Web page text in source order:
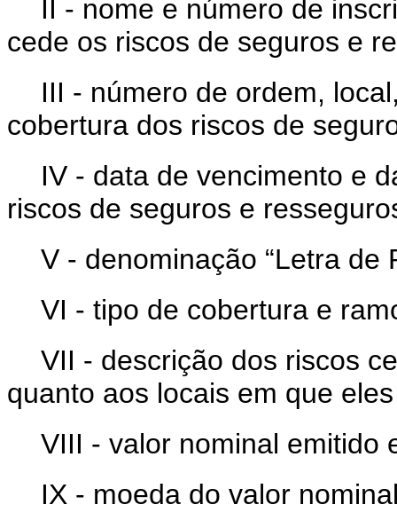
II - nome e número de
cede os riscos de seguros e
III - número de ordem,
cobertura dos riscos de
IV - data de vencimento e
riscos de seguros e
V - denominação “Letra de
VI - tipo de cobertura e
VII - descrição dos riscos
quanto aos locais em que
VIII - valor nominal emitido
IX - moeda do valor